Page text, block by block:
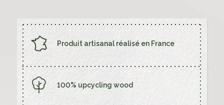
Politique de cookies
Produit artisanal réalisé en France
100% upcycling wood